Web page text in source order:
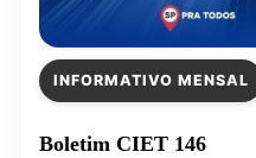
INFORMATIVO MENSAL
Boletim CIET 146